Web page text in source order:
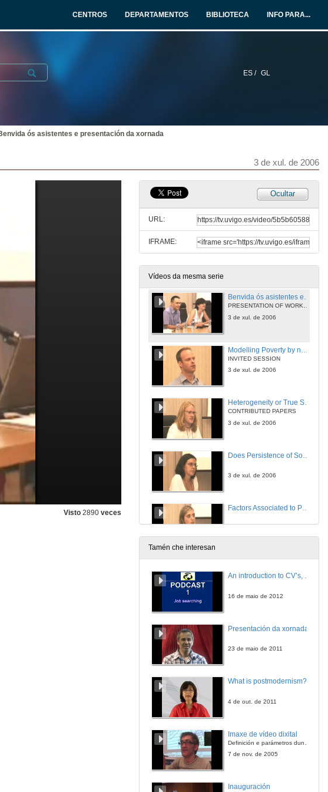
CENTROS DEPARTAMENTOS BIBLIOTECA INFO PARA...
ES / GL
Submit
ós asistentes e presentación da xornada
3 de xul. de 2006
Visto 2890 veces
Ocultar
URL:
IFRAME:
Vídeos da mesma serie
Benvida ós asistentes e presentación da xornada
PRESENTATION OF WORKSHOP
3 de xul. de 2006
INVITED SESSION
3 de xul. de 2006
Heterogeneity or True State Dependence in Poverty - The Tale told By Twins
CONTRIBUTED PAPERS
3 de xul. de 2006
3 de xul. de 2006
Factors Associated to Poverty Mobility in Greater Buenos Aires
Transitions between Unemployment and Low Pay
3 de xul. de 2006
3 de xul. de 2006
Tamén che interesan
An introduction to CV’s, letters, and job searching
16 de maio de 2012
Presentación da xornada
23 de maio de 2011
What is postmodernism?
4 de out. de 2011
Imaxe de vídeo dixital
Definición e parámetros dunha imaxe dixital. Resolución e Aspecto. Profundidade da cor. Compresión. Frame por segundo. Entrelazado. Campos, cadros
7 de nov. de 2005
Inauguración